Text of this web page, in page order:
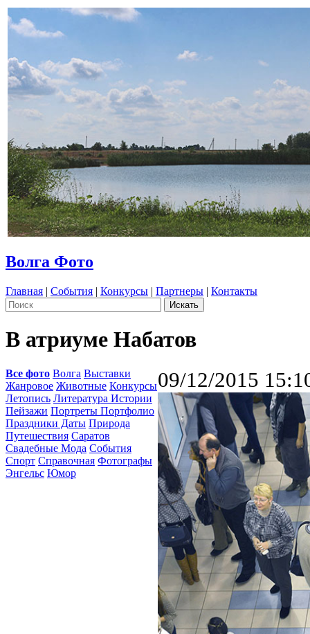
Волга Фото
Главная | События | Конкурсы | Партнеры | Контакты
В атриуме Набатов
Все фото Волга Выставки
Жанровое Животные Конкурсы
Летопись Литература Истории
Пейзажи Портреты Портфолио
Праздники Даты Природа
Путешествия Саратов
Свадебные Мода События
Спорт Справочная Фотографы
Энгельс Юмор
09/12/2015